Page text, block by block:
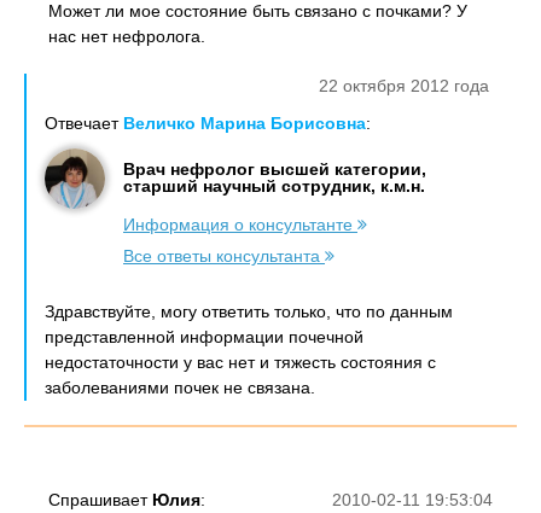
Может ли мое состояние быть связано с почками? У
нас нет нефролога.
22 октября 2012 года
Отвечает Величко Марина Борисовна:
Врач нефролог высшей категории,
старший научный сотрудник, к.м.н.
Информация о консультанте
Все ответы консультанта
Здравствуйте, могу ответить только, что по данным
представленной информации почечной
недостаточности у вас нет и тяжесть состояния с
заболеваниями почек не связана.
2010-02-11 19:53:04
Спрашивает Юлия: